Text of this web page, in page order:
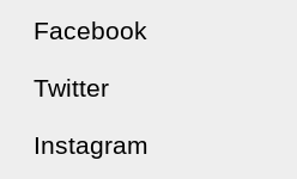
Facebook
Twitter
Instagram